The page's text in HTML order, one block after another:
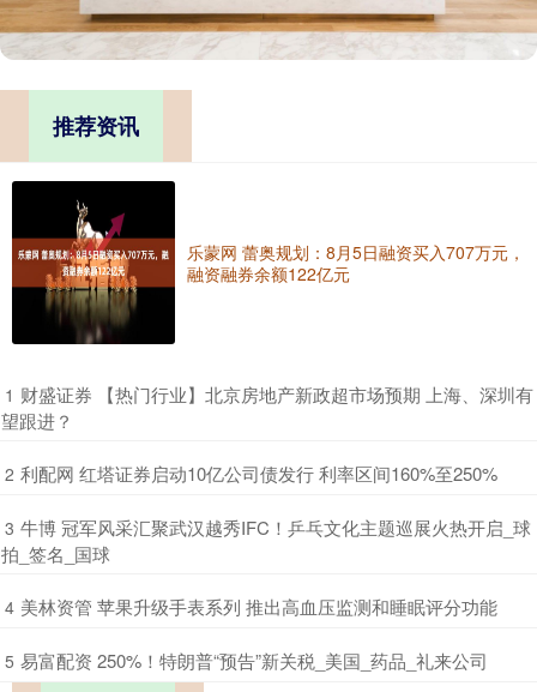
推荐资讯
乐蒙网 蕾奥规划：8月5日融资买入707万元，
融资融券余额122亿元
1 ​财盛证券 【热门行业】北京房地产新政超市场预期 上海、深圳有
望跟进？
2 ​利配网 红塔证券启动10亿公司债发行 利率区间160%至250%
3 ​牛博 冠军风采汇聚武汉越秀IFC！乒乓文化主题巡展火热开启_球
拍_签名_国球
4 ​美林资管 苹果升级手表系列 推出高血压监测和睡眠评分功能
5 ​易富配资 250%！特朗普“预告”新关税_美国_药品_礼来公司